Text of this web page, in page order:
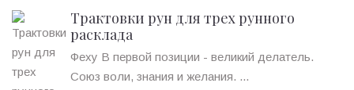
Трактовки рун для трех рунного
расклада
Феху В первой позиции - великий делатель.
Союз воли, знания и желания. ...